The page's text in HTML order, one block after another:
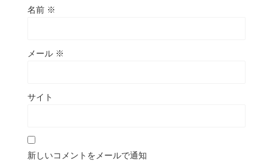
名前 ※
メール ※
サイト
新しいコメントをメールで通知